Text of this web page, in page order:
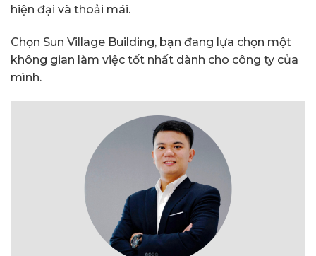
hiện đại và thoải mái.
Chọn Sun Village Building, bạn đang lựa chọn một
không gian làm việc tốt nhất dành cho công ty của
mình.